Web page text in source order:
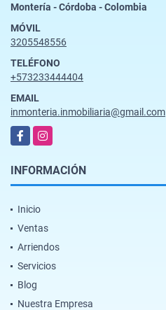
Montería - Córdoba - Colombia
MÓVIL
3205548556
TELÉFONO
+573233444404
EMAIL
inmonteria.inmobiliaria@gmail.com
FacebookInstagram
INFORMACIÓN
Inicio
Ventas
Arriendos
Servicios
Blog
Nuestra Empresa